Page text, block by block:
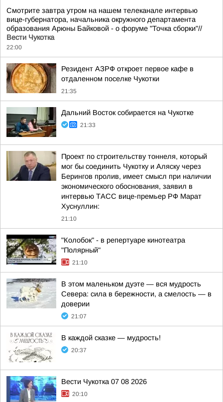
Смотрите завтра утром на нашем телеканале интервью
вице-губернатора, начальника окружного департамента
образования Арюны Байковой - о форуме "Точка сборки"//
Вести Чукотка
22:00
Резидент АЗРФ откроет первое кафе в
отдаленном поселке Чукотки
21:35
Дальний Восток собирается на Чукотке
21:33
Проект по строительству тоннеля, который
мог бы соединить Чукотку и Аляску через
Берингов пролив, имеет смысл при наличии
экономического обоснования, заявил в
интервью ТАСС вице-премьер РФ Марат
Хуснуллин:
21:10
"Колобок" - в репертуаре кинотеатра
"Полярный"
21:10
В этом маленьком дуэте — вся мудрость
Севера: сила в бережности, а смелость — в
доверии
21:07
В каждой сказке — мудрость!
20:37
Вести Чукотка 07 08 2026
20:10